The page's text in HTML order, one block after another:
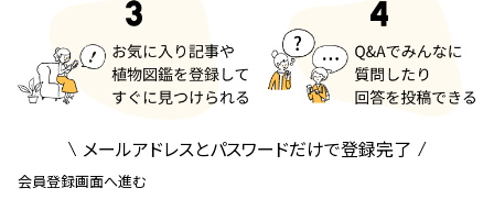
メールアドレスとパスワードだけで登録完了
会員登録画面へ進む